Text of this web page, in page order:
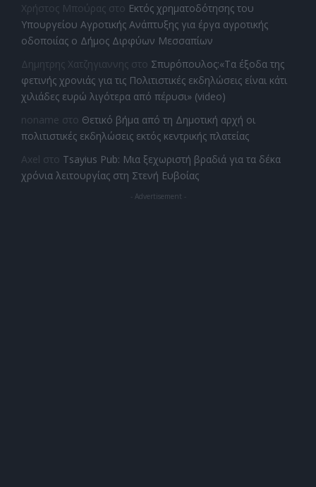
Χρήστος Μπούρας στο Εκτός χρηματοδότησης του
Υπουργείου Αγροτικής Ανάπτυξης για έργα αγροτικής
οδοποιίας ο Δήμος Διρφύων Μεσσαπίων
Δημητρης Χατζηγιαννης στο Σπυρόπουλος:«Τα έξοδα της
φετινής χρονιάς για τις Πολιτιστικές εκδηλώσεις είναι κάτι
χιλιάδες ευρώ λιγότερα από πέρυσι» (video)
noname στο Θετικό βήμα από τη Δημοτική αρχή οι
πολιτιστικές εκδηλώσεις εκτός κεντρικής πλατείας
Axel στο Tsayius Pub: Μια ξεχωριστή βραδιά για τα δέκα
χρόνια λειτουργίας στη Στενή Ευβοίας
- Advertisement -